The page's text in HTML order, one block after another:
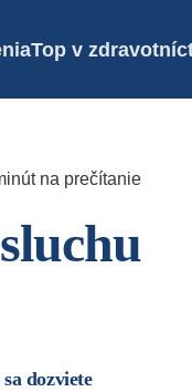
Top v
na prečítanie
dozviete